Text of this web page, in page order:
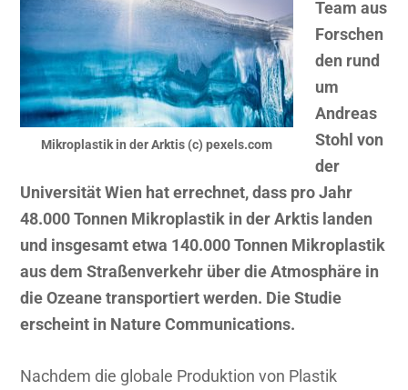
Mikroplastik in der Arktis (c) pexels.com
Team aus
Forschen
den rund
um
Andreas
Stohl von
der
Universität Wien hat errechnet, dass pro Jahr
48.000 Tonnen Mikroplastik in der Arktis landen
und insgesamt etwa 140.000 Tonnen Mikroplastik
aus dem Straßenverkehr über die Atmosphäre in
die Ozeane transportiert werden. Die Studie
erscheint in Nature Communications.
Nachdem die globale Produktion von Plastik